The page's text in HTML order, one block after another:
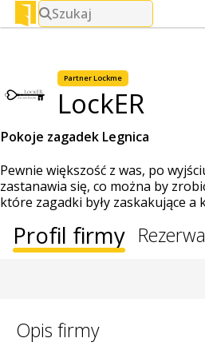
Szukaj
Partner Lockme
LockER
Pokoje zagadek Legnica
Pewnie większość z was, po
zastanawia się, co można by
które zagadki były zaskakujące a
Profil firmy
Opis firmy